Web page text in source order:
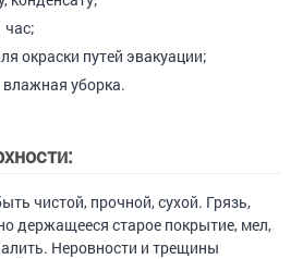
час;
окраски путей эвакуации;
влажная уборка.
чистой, прочной, сухой. Грязь,
держащееся старое покрытие, мел,
Неровности и трещины